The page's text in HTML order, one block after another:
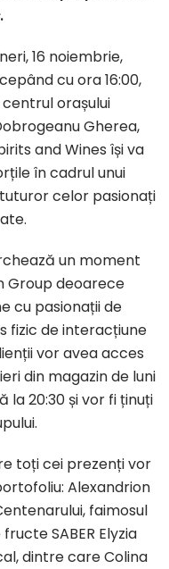
.
16 noiembrie,
cu ora 16:00,
orașului
Gherea,
and Wines își va
în cadrul unui
celor pasionați
un moment
Group deoarece
cu pasionații de
fizic de interacțiune
vor avea acces
din magazin de luni
la 20:30 și vor fi ținuți
toți cei prezenți vor
Alexandrion
faimosul
SABER Elyzia
dintre care Colina